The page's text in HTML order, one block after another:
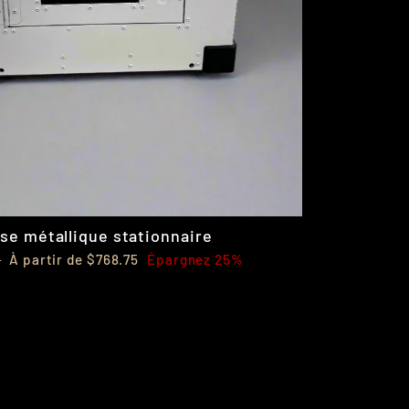
métallique stationnaire
Prix
À partir de $768.75 Épargnez 25%